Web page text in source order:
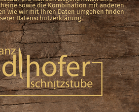
sowie die Kombination mit anderen
wie wir mit Ihren Daten umgehen finden
Datenschutzerklärung.